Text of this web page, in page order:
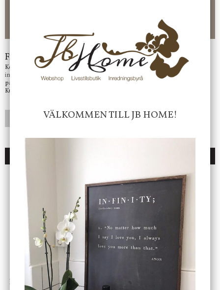
Nöjda kunder och strävar efter att ha snabba leveranser!
-ligt Tack för att just Du tittar in hos Jb Home!
Frågor?
Kontakta oss på
info@jbhome.seVi svarar
på mail så fort vi kan.
Kundtjänst telefontid öppet vardagar mellan 10.00 - 15.00
LÄGG I ÖNSKELISTA
ENDAST 1 ST KVAR I LAGER
Cloudy kruka mini, vit
199 kr
Star Trading
Bordslampa Mushroom
vit, Utomhus
499 kr
VÄLKOMMEN TILL JB HOME!